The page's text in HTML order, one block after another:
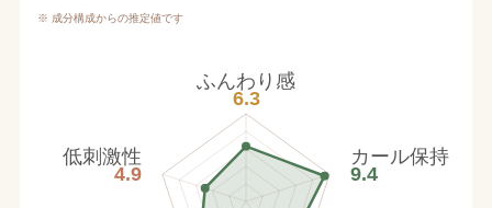
※ 成分構成からの推定値です
ふんわり感
6.3
カール保持
9.4
低刺激性
4.9